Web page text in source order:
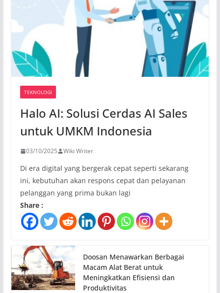
TEKNOLOGI
Halo AI: Solusi Cerdas AI Sales
untuk UMKM Indonesia
03/10/2025 Wiki Writer
Di era digital yang bergerak cepat seperti sekarang
ini, kebutuhan akan respons cepat dan pelayanan
pelanggan yang prima bukan lagi
Share :
Doosan Menawarkan Berbagai
Macam Alat Berat untuk
Meningkatkan Efisiensi dan
Produktivitas